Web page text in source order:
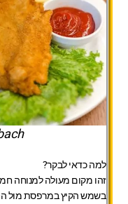
למה כדאי לבקר?
זהו מקום מעולה למנוחה
בשמש הקיץ במרפסת מול